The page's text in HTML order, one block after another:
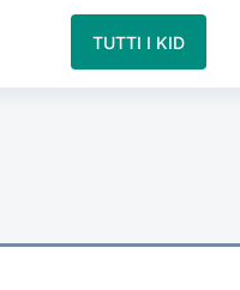
TUTTI I KID